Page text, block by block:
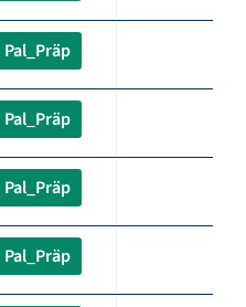
Pal_Präp
Pal_Präp
Pal_Präp
Pal_Präp